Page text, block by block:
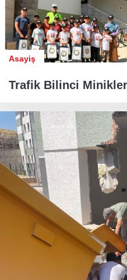
Asayiş
Trafik Bilinci